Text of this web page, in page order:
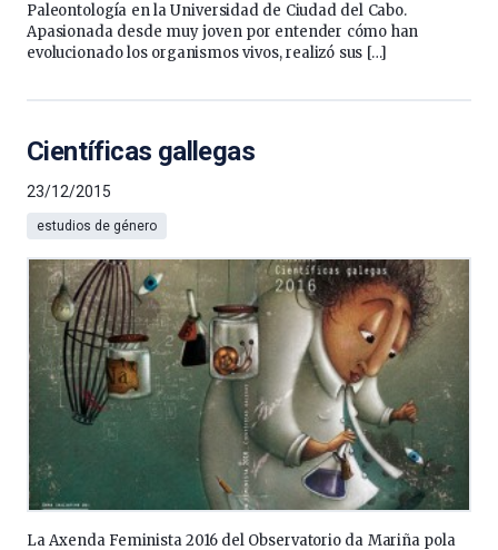
Paleontología en la Universidad de Ciudad del Cabo.
Apasionada desde muy joven por entender cómo han
evolucionado los organismos vivos, realizó sus […]
Científicas gallegas
23/12/2015
estudios de género
La Axenda Feminista 2016 del Observatorio da Mariña pola